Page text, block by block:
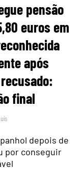
pensão
euros em
após
final
depois de
por conseguir